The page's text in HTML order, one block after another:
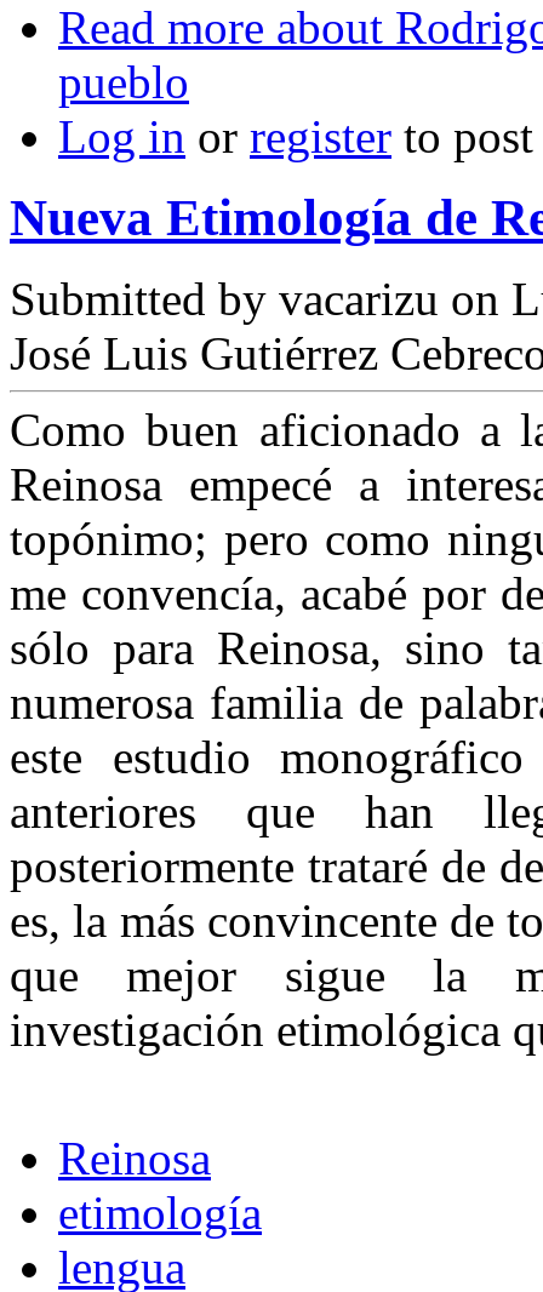
Read more about
pueblo
Log in or register to
Nueva Etimología de
Submitted by vacarizu on
José Luis Gutiérrez
Como buen aficionado a
Reinosa empecé a
topónimo; pero como
me convencía, acabé por
sólo para Reinosa, sino
numerosa familia de
este estudio
anteriores que han
posteriormente trataré de
es, la más convincente de
que mejor sigue la
investigación etimológica
Reinosa
etimología
lengua